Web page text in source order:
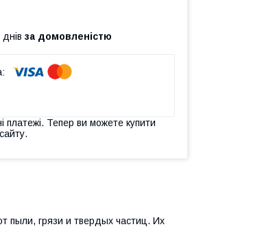
за домовленістю
платежі. Тепер ви можете купити
пыли, грязи и твердых частиц. Их